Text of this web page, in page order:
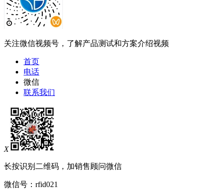
关注微信视频号，了解产品测试和方案介绍视频
首页
电话
微信
联系我们
X
长按识别二维码，加销售顾问微信
微信号： rfid021